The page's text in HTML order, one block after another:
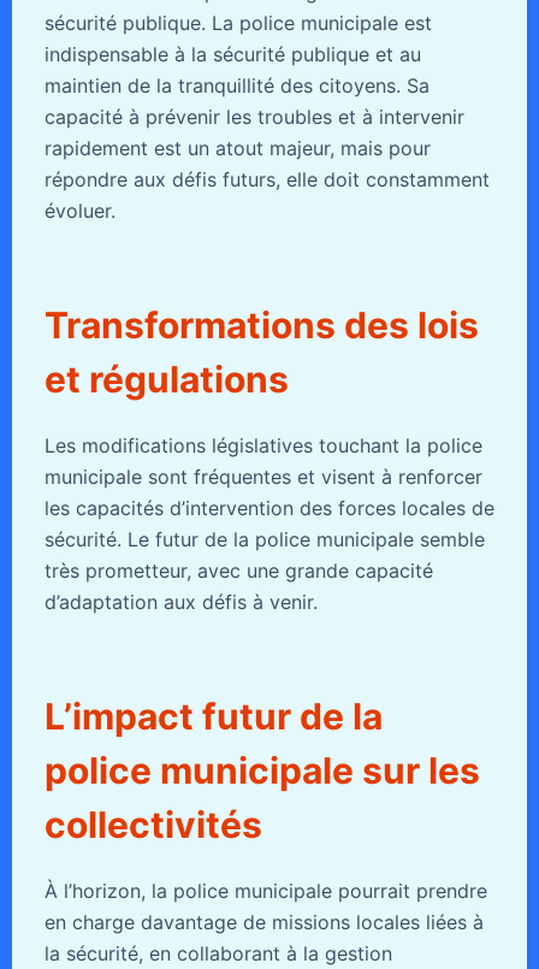
sécurité publique. La police municipale est
indispensable à la sécurité publique et au
maintien de la tranquillité des citoyens. Sa
capacité à prévenir les troubles et à intervenir
rapidement est un atout majeur, mais pour
répondre aux défis futurs, elle doit constamment
évoluer.
Transformations des lois
et régulations
Les modifications législatives touchant la police
municipale sont fréquentes et visent à renforcer
les capacités d’intervention des forces locales de
sécurité. Le futur de la police municipale semble
très prometteur, avec une grande capacité
d’adaptation aux défis à venir.
L’impact futur de la
police municipale sur les
collectivités
À l’horizon, la police municipale pourrait prendre
en charge davantage de missions locales liées à
la sécurité, en collaborant à la gestion